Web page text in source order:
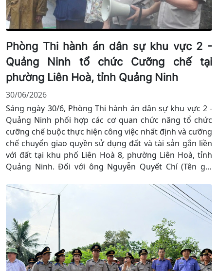
Phòng Thi hành án dân sự khu vực 2 -
Quảng Ninh tổ chức Cưỡng chế tại
phường Liên Hoà, tỉnh Quảng Ninh
30/06/2026
Sáng ngày 30/6, Phòng Thi hành án dân sự khu vực 2 -
Quảng Ninh phối hợp các cơ quan chức năng tổ chức
cưỡng chế buộc thực hiện công việc nhất định và cưỡng
chế chuyển giao quyền sử dụng đất và tài sản gắn liền
với đất tại khu phố Liên Hoà 8, phường Liên Hoà, tỉnh
Quảng Ninh. Đối với ông Nguyễn Quyết Chí (Tên gọi
án đã có hiệu lực pháp luật.